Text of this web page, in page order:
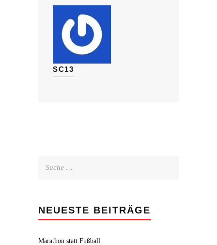
SC13
NEUESTE BEITRÄGE
Marathon statt Fußball